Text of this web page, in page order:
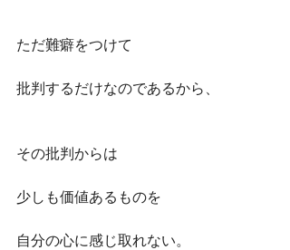
ただ難癖をつけて
批判するだけなのであるから、
その批判からは
少しも価値あるものを
自分の心に感じ取れない。